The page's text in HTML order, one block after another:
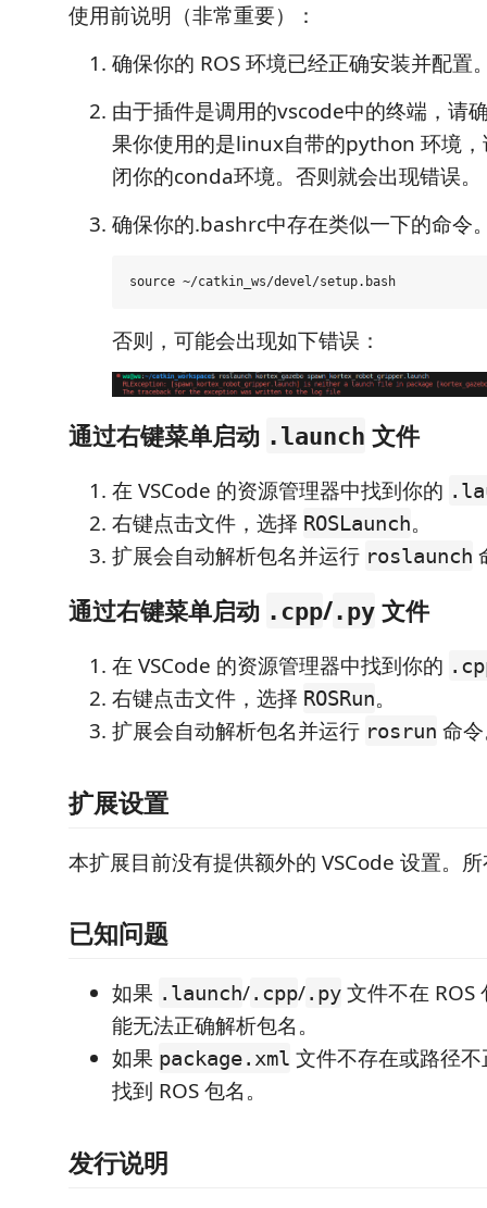
使用前说明（非常重要）：
确保你的 ROS 环境已经正确安装并配置
由于插件是调用的vscode中的终端，请
果你使用的是linux自带的python 环境
闭你的conda环境。否则就会出现错误。
确保你的.bashrc中存在类似一下的命令
否则，可能会出现如下错误：
通过右键菜单启动 .launch 文件
在 VSCode 的资源管理器中找到你的
右键点击文件，选择 ROSLaunch。
扩展会自动解析包名并运行 roslaunch
通过右键菜单启动 .cpp/.py 文件
在 VSCode 的资源管理器中找到你的
右键点击文件，选择 ROSRun。
扩展会自动解析包名并运行 rosrun 命
扩展设置
本扩展目前没有提供额外的 VSCode 设置。
已知问题
如果 .launch/.cpp/.py 文件不在 ROS
能无法正确解析包名。
如果 package.xml 文件不存在或路径
找到 ROS 包名。
发行说明